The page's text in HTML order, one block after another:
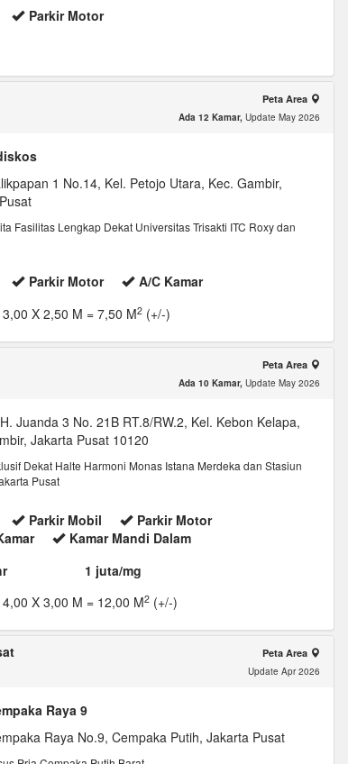
Parkir Motor
Peta Area
Ada 12 Kamar, Update May 2026
1 No.14, Kel. Petojo Utara, Kec. Gambir,
Fasilitas Lengkap Dekat Universitas Trisakti ITC Roxy dan
Parkir Motor
A/C Kamar
X 2,50 M = 7,50 M2 (+/-)
Peta Area
Ada 10 Kamar, Update May 2026
Juanda 3 No. 21B RT.8/RW.2, Kel. Kebon Kelapa,
Jakarta Pusat 10120
Dekat Halte Harmoni Monas Istana Merdeka dan Stasiun
Pusat
Parkir Mobil
Parkir Motor
Kamar Mandi Dalam
1 juta/mg
X 3,00 M = 12,00 M2 (+/-)
Peta Area
Update Apr 2026
Raya 9
Raya No.9, Cempaka Putih, Jakarta Pusat